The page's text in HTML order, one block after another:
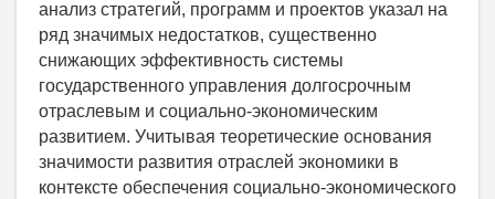
анализ стратегий, программ и проектов указал на
ряд значимых недостатков, существенно
снижающих эффективность системы
государственного управления долгосрочным
отраслевым и социально-экономическим
развитием. Учитывая теоретические основания
значимости развития отраслей экономики в
контексте обеспечения социально-экономического